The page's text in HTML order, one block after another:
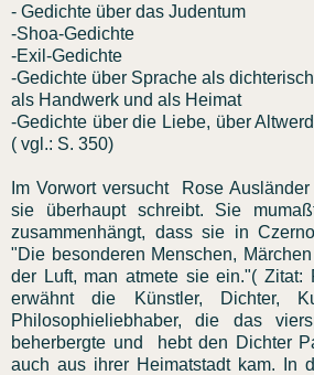
- Gedichte über das Judentum
-Shoa-Gedichte
-Exil-Gedichte
-Gedichte über Sprache als
als Handwerk und als Heimat
-Gedichte über die Liebe, über
( vgl.: S. 350)
Im Vorwort versucht Rose
sie überhaupt schreibt. Sie
zusammenhängt, dass sie in
"Die besonderen Menschen,
der Luft, man atmete sie ein."( Zitat:
erwähnt die Künstler, Dichter,
Philosophieliebhaber, die das
beherbergte und hebt den Dichter
auch aus ihrer Heimatstadt kam. In